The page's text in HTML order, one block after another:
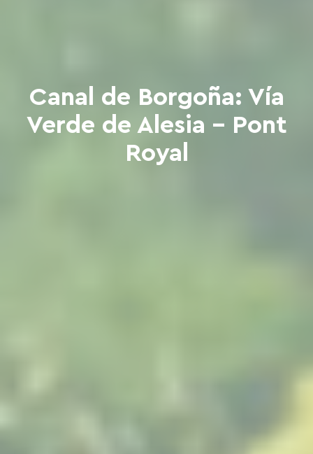
Canal de Borgoña: Vía
Verde de Alesia - Pont
Royal